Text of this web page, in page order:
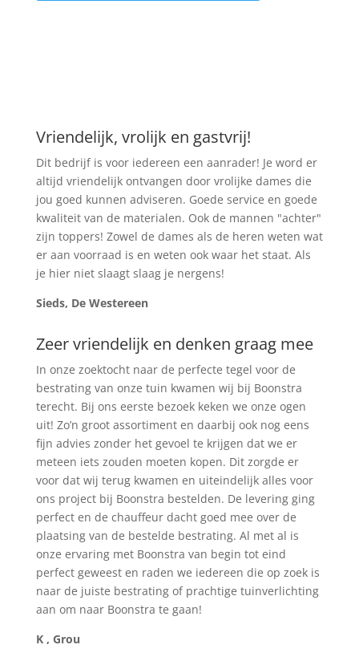
Vriendelijk, vrolijk en gastvrij!
Dit bedrijf is voor iedereen een aanrader! Je word er
altijd vriendelijk ontvangen door vrolijke dames die
jou goed kunnen adviseren. Goede service en goede
kwaliteit van de materialen. Ook de mannen "achter"
zijn toppers! Zowel de dames als de heren weten wat
er aan voorraad is en weten ook waar het staat. Als
je hier niet slaagt slaag je nergens!
Sieds, De Westereen
Zeer vriendelijk en denken graag mee
In onze zoektocht naar de perfecte tegel voor de
bestrating van onze tuin kwamen wij bij Boonstra
terecht. Bij ons eerste bezoek keken we onze ogen
uit! Zo’n groot assortiment en daarbij ook nog eens
fijn advies zonder het gevoel te krijgen dat we er
meteen iets zouden moeten kopen. Dit zorgde er
voor dat wij terug kwamen en uiteindelijk alles voor
ons project bij Boonstra bestelden. De levering ging
perfect en de chauffeur dacht goed mee over de
plaatsing van de bestelde bestrating. Al met al is
onze ervaring met Boonstra van begin tot eind
perfect geweest en raden we iedereen die op zoek is
naar de juiste bestrating of prachtige tuinverlichting
aan om naar Boonstra te gaan!
K , Grou